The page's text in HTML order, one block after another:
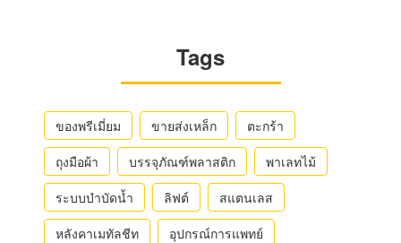
Tags
ของพรีเมี่ยม ขายส่งเหล็ก
ตะกร้า
ถุงมือผ้า
บรรจุภัณฑ์พลาสติก
พาเลทไม้
ระบบบำบัดน้ำ
ลิฟต์
สแตนเลส
หลังคาเมทัลชีท
อุปกรณ์การแพทย์